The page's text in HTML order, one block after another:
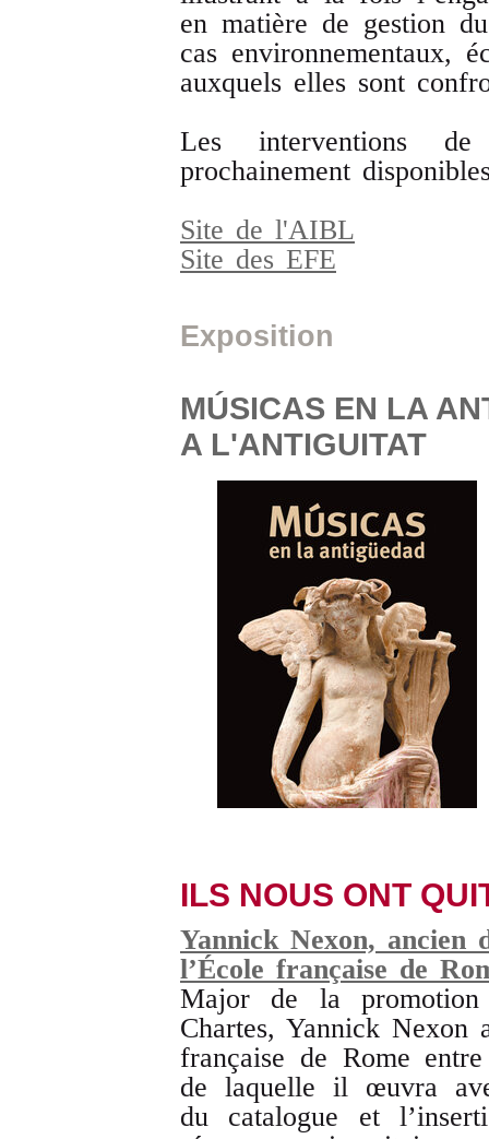
en matière de gestion
cas environnementaux,
auxquels elles sont
Les interventions
prochainement
Site de l'AIBL
Site des EFE
Exposition
MÚSICAS EN LA
A L'ANTIGUITAT
ILS NOUS ONT
Yannick Nexon, ancien
l’École française de
Major de la
Chartes, Yannick
française de Rome
de laquelle il œuvra
du catalogue et